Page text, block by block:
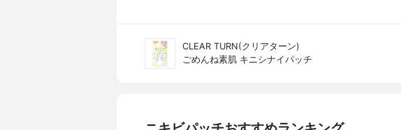
CLEAR TURN(クリアターン)
ごめんね素肌 キニシナイパッチ